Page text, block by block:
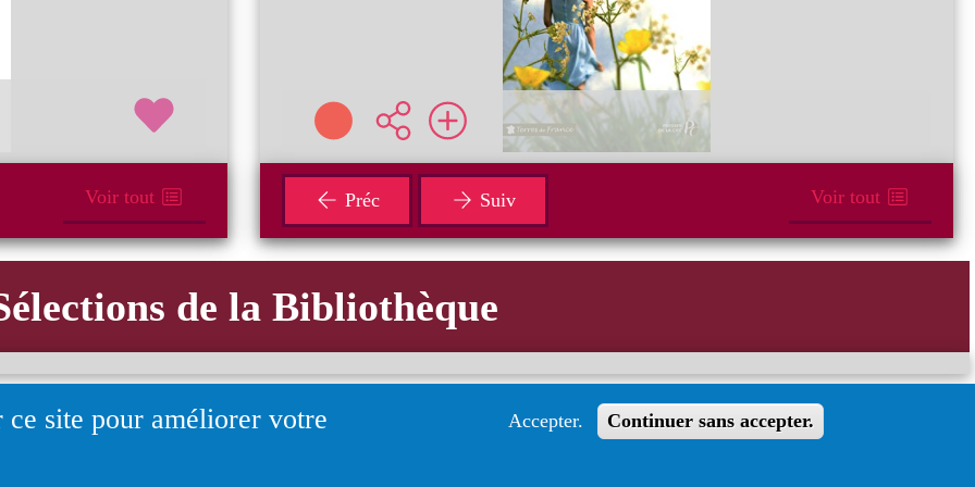
Voir tout Préc Suiv Voir tout
de la Bibliothèque
ce site pour améliorer votre Accepter. Continuer sans accepter.